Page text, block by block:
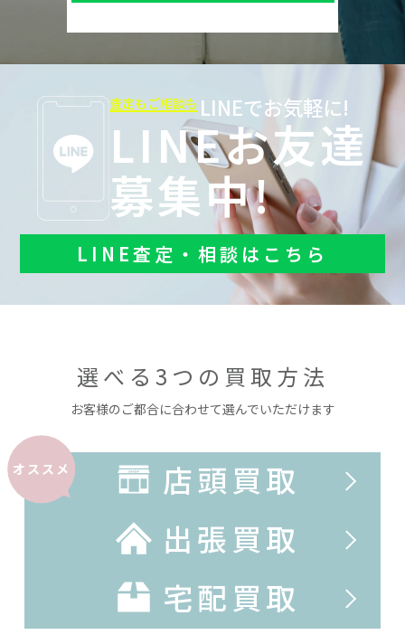
査定もご相談も LINEでお気軽に!
LINEお友達
募集中!
LINE査定・相談はこちら
選べる3つの買取方法
お客様のご都合に合わせて選んでいただけます
オススメ
店頭買取
出張買取
宅配買取